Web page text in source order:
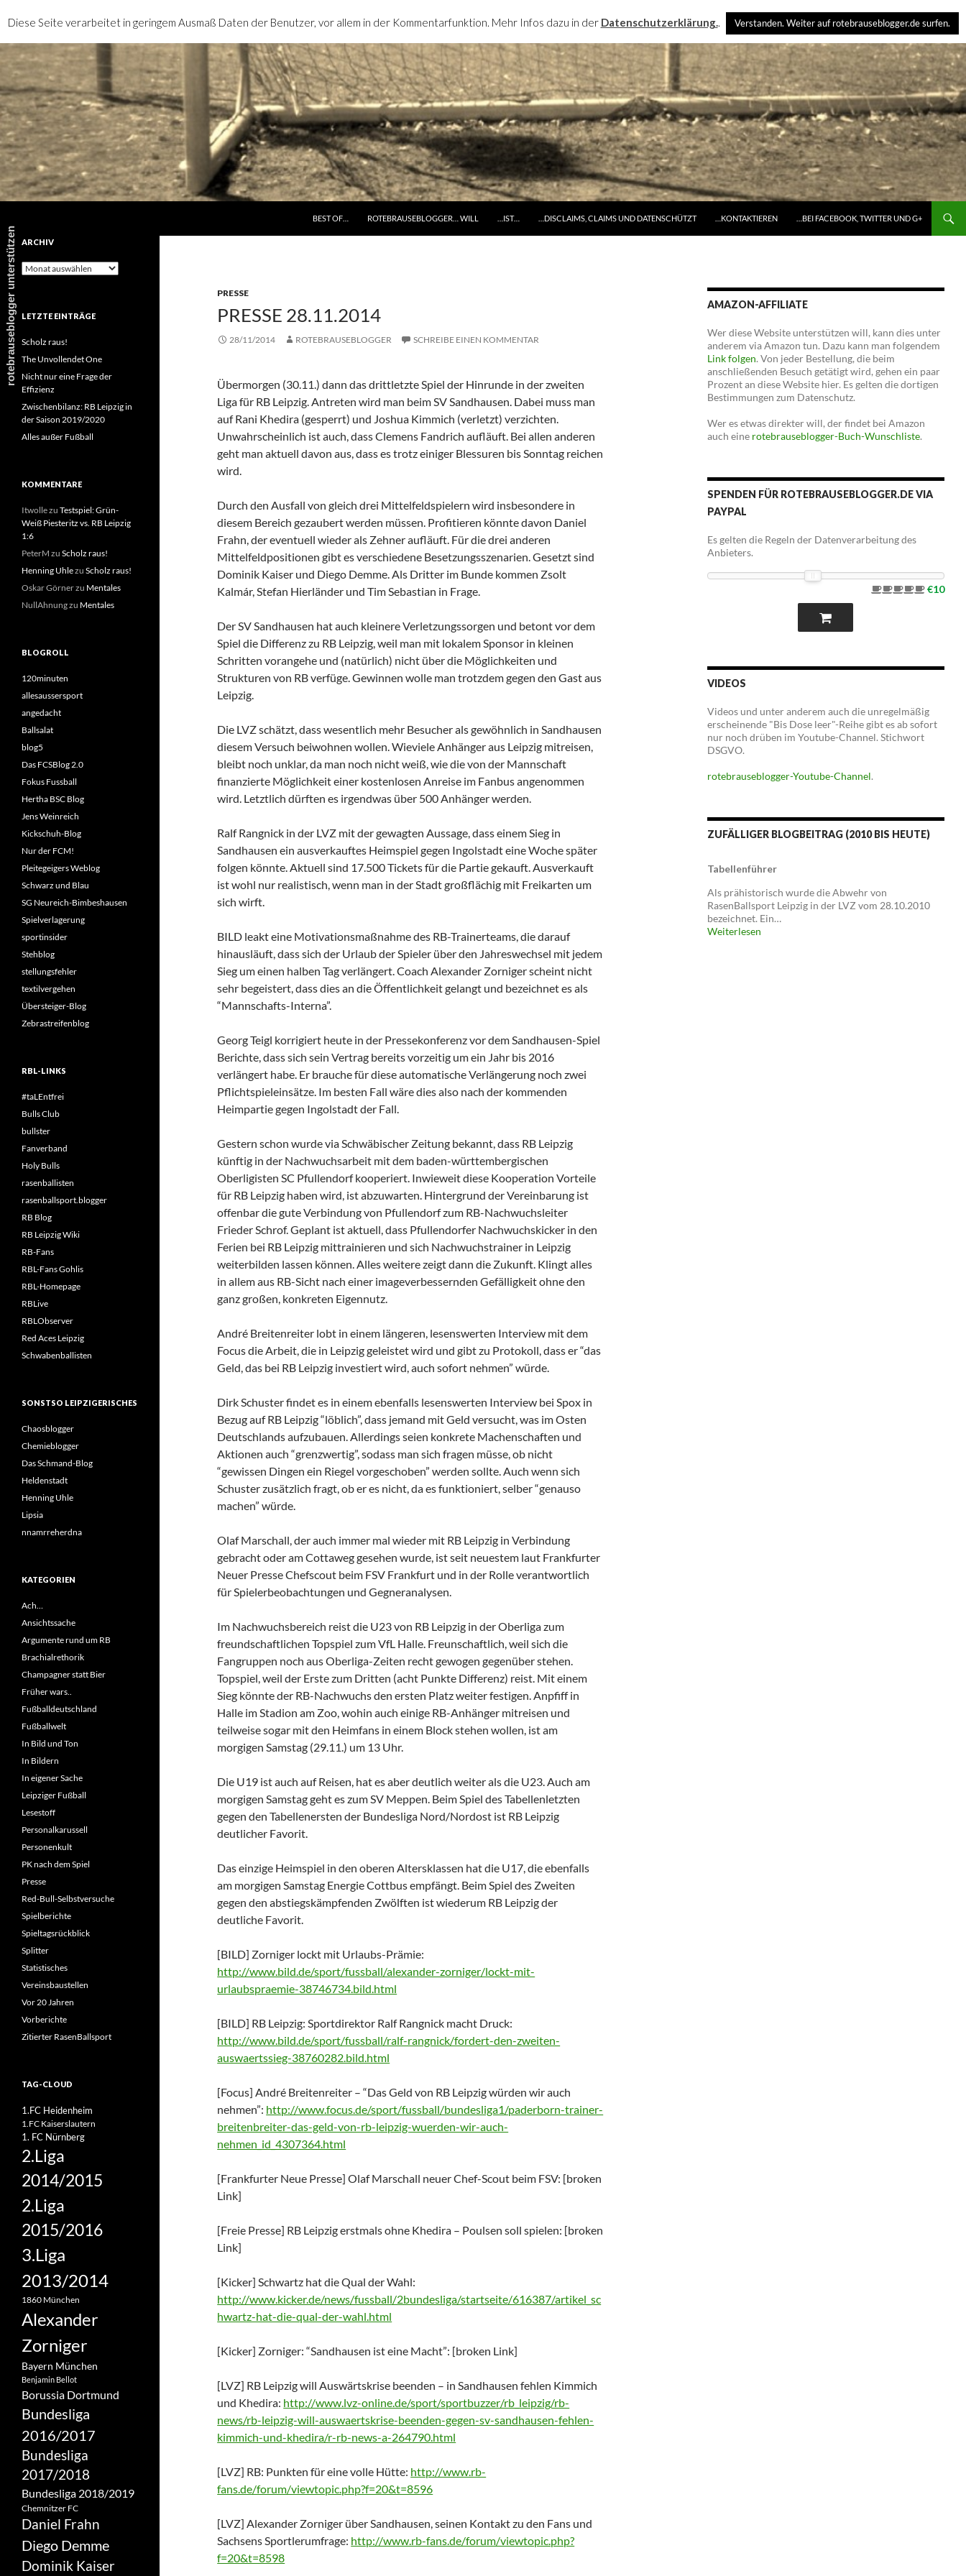
BEST OF…
ROTEBRAUSEBLOGGER… WILL …IST… …DISCLAIMS, CLAIMS UND DATENSCHÜTZT …KONTAKTIEREN …BEI FACEBOOK, TWITTER UND G+
PRESSE
PRESSE 28.11.2014
28/11/2014 ROTEBRAUSEBLOGGER SCHREIBE EINEN KOMMENTAR
Übermorgen (30.11.) dann das drittletzte Spiel der Hinrunde in der zweiten
Liga für RB Leipzig. Antreten wird man beim SV Sandhausen. Dabei muss man
auf Rani Khedira (gesperrt) und Joshua Kimmich (verletzt) verzichten.
Unwahrscheinlich ist auch, dass Clemens Fandrich aufläuft. Bei allen anderen
geht man aktuell davon aus, dass es trotz einiger Blessuren bis Sonntag reichen
wird.
Durch den Ausfall von gleich drei Mittelfeldspielern wird insbesondere in
diesem Bereich gezaubert werden müssen. Profitieren könnte davon Daniel
Frahn, der eventuell wieder als Zehner aufläuft. Für die drei anderen
Mittelfeldpositionen gibt es verschiedene Besetzungsszenarien. Gesetzt sind
Dominik Kaiser und Diego Demme. Als Dritter im Bunde kommen Zsolt
Kalmár, Stefan Hierländer und Tim Sebastian in Frage.
Der SV Sandhausen hat auch kleinere Verletzungssorgen und betont vor dem
Spiel die Differenz zu RB Leipzig, weil man mit lokalem Sponsor in kleinen
Schritten vorangehe und (natürlich) nicht über die Möglichkeiten und
Strukturen von RB verfüge. Gewinnen wolle man trotzdem gegen den Gast aus
Leipzig.
Die LVZ schätzt, dass wesentlich mehr Besucher als gewöhnlich in Sandhausen
diesem Versuch beiwohnen wollen. Wieviele Anhänger aus Leipzig mitreisen,
bleibt noch unklar, da man noch nicht weiß, wie die von der Mannschaft
finanzierte Möglichkeit einer kostenlosen Anreise im Fanbus angenommen
wird. Letztlich dürften es irgendwas über 500 Anhänger werden.
Ralf Rangnick in der LVZ mit der gewagten Aussage, dass einem Sieg in
Sandhausen ein ausverkauftes Heimspiel gegen Ingolstadt eine Woche später
folgen könnte. Aktuell sind 17.500 Tickets für die Partie gekauft. Ausverkauft
ist wohl nur realistisch, wenn man in der Stadt großflächig mit Freikarten um
sich wirft.
BILD leakt eine Motivationsmaßnahme des RB-Trainerteams, die darauf
hinausläuft, dass sich der Urlaub der Spieler über den Jahreswechsel mit jedem
Sieg um einen halben Tag verlängert. Coach Alexander Zorniger scheint nicht
sehr begeistert, dass dies an die Öffentlichkeit gelangt und bezeichnet es als
“Mannschafts-Interna”.
Georg Teigl korrigiert heute in der Pressekonferenz vor dem Sandhausen-Spiel
Berichte, dass sich sein Vertrag bereits vorzeitig um ein Jahr bis 2016
verlängert habe. Er brauche für diese automatische Verlängerung noch zwei
Pflichtspieleinsätze. Im besten Fall wäre dies also nach der kommenden
Heimpartie gegen Ingolstadt der Fall.
Gestern schon wurde via Schwäbischer Zeitung bekannt, dass RB Leipzig
künftig in der Nachwuchsarbeit mit dem baden-württembergischen
Oberligisten SC Pfullendorf kooperiert. Inwieweit diese Kooperation Vorteile
für RB Leipzig haben wird, ist abzuwarten. Hintergrund der Vereinbarung ist
offenbar die gute Verbindung von Pfullendorf zum RB-Nachwuchsleiter
Frieder Schrof. Geplant ist aktuell, dass Pfullendorfer Nachwuchskicker in den
Ferien bei RB Leipzig mittrainieren und sich Nachwuchstrainer in Leipzig
weiterbilden lassen können. Alles weitere zeigt dann die Zukunft. Klingt alles
in allem aus RB-Sicht nach einer imageverbessernden Gefälligkeit ohne den
ganz großen, konkreten Eigennutz.
André Breitenreiter lobt in einem längeren, lesenswerten Interview mit dem
Focus die Arbeit, die in Leipzig geleistet wird und gibt zu Protokoll, dass er “das
Geld, das bei RB Leipzig investiert wird, auch sofort nehmen” würde.
Dirk Schuster findet es in einem ebenfalls lesenswerten Interview bei Spox in
Bezug auf RB Leipzig “löblich”, dass jemand mit Geld versucht, was im Osten
Deutschlands aufzubauen. Allerdings seien konkrete Machenschaften und
Aktionen auch “grenzwertig”, sodass man sich fragen müsse, ob nicht
“gewissen Dingen ein Riegel vorgeschoben” werden sollte. Auch wenn sich
Schuster zusätzlich fragt, ob er es nicht, da es funktioniert, selber “genauso
machen” würde.
Olaf Marschall, der auch immer mal wieder mit RB Leipzig in Verbindung
gebracht oder am Cottaweg gesehen wurde, ist seit neuestem laut Frankfurter
Neuer Presse Chefscout beim FSV Frankfurt und in der Rolle verantwortlich
für Spielerbeobachtungen und Gegneranalysen.
Im Nachwuchsbereich reist die U23 von RB Leipzig in der Oberliga zum
freundschaftlichen Topspiel zum VfL Halle. Freunschaftlich, weil sich die
Fangruppen noch aus Oberliga-Zeiten recht gewogen gegenüber stehen.
Topspiel, weil der Erste zum Dritten (acht Punkte Differenz) reist. Mit einem
Sieg könnte der RB-Nachwuchs den ersten Platz weiter festigen. Anpfiff in
Halle im Stadion am Zoo, wohin auch einige RB-Anhänger mitreisen und
teilweise sogar mit den Heimfans in einem Block stehen wollen, ist am
morgigen Samstag (29.11.) um 13 Uhr.
Die U19 ist auch auf Reisen, hat es aber deutlich weiter als die U23. Auch am
morgigen Samstag geht es zum SV Meppen. Beim Spiel des Tabellenletzten
gegen den Tabellenersten der Bundesliga Nord/Nordost ist RB Leipzig
deutlicher Favorit.
Das einzige Heimspiel in den oberen Altersklassen hat die U17, die ebenfalls
am morgigen Samstag Energie Cottbus empfängt. Beim Spiel des Zweiten
gegen den abstiegskämpfenden Zwölften ist wiederum RB Leipzig der
deutliche Favorit.
[BILD] Zorniger lockt mit Urlaubs-Prämie:
http://www.bild.de/sport/fussball/alexander-zorniger/lockt-mit-
urlaubspraemie-38746734.bild.html
[BILD] RB Leipzig: Sportdirektor Ralf Rangnick macht Druck:
http://www.bild.de/sport/fussball/ralf-rangnick/fordert-den-zweiten-
auswaertssieg-38760282.bild.html
[Focus] André Breitenreiter – “Das Geld von RB Leipzig würden wir auch
nehmen”: http://www.focus.de/sport/fussball/bundesliga1/paderborn-trainer-
breitenbreiter-das-geld-von-rb-leipzig-wuerden-wir-auch-
nehmen_id_4307364.html
[Frankfurter Neue Presse] Olaf Marschall neuer Chef-Scout beim FSV: [broken
Link]
[Freie Presse] RB Leipzig erstmals ohne Khedira – Poulsen soll spielen: [broken
Link]
[Kicker] Schwartz hat die Qual der Wahl:
http://www.kicker.de/news/fussball/2bundesliga/startseite/616387/artikel_sc
hwartz-hat-die-qual-der-wahl.html
[Kicker] Zorniger: “Sandhausen ist eine Macht”: [broken Link]
[LVZ] RB Leipzig will Auswärtskrise beenden – in Sandhausen fehlen Kimmich
und Khedira: http://www.lvz-online.de/sport/sportbuzzer/rb_leipzig/rb-
news/rb-leipzig-will-auswaertskrise-beenden-gegen-sv-sandhausen-fehlen-
kimmich-und-khedira/r-rb-news-a-264790.html
[LVZ] RB: Punkten für eine volle Hütte: http://www.rb-
fans.de/forum/viewtopic.php?f=20&t=8596
[LVZ] Alexander Zorniger über Sandhausen, seinen Kontakt zu den Fans und
Sachsens Sportlerumfrage: http://www.rb-fans.de/forum/viewtopic.php?
f=20&t=8598
AMAZON-AFFILIATE
Wer diese Website unterstützen will, kann dies unter
anderem via Amazon tun. Dazu kann man folgendem
Link folgen. Von jeder Bestellung, die beim
anschließenden Besuch getätigt wird, gehen ein paar
Prozent an diese Website hier. Es gelten die dortigen
Bestimmungen zum Datenschutz.
Wer es etwas direkter will, der findet bei Amazon
auch eine rotebrauseblogger-Buch-Wunschliste.
SPENDEN FÜR ROTEBRAUSEBLOGGER.DE VIA
PAYPAL
Es gelten die Regeln der Datenverarbeitung des
Anbieters.
€10
VIDEOS
Videos und unter anderem auch die unregelmäßig
erscheinende "Bis Dose leer"-Reihe gibt es ab sofort
nur noch drüben im Youtube-Channel. Stichwort
DSGVO.
rotebrauseblogger-Youtube-Channel.
ZUFÄLLIGER BLOGBEITRAG (2010 BIS HEUTE)
Tabellenführer
Als prähistorisch wurde die Abwehr von
RasenBallsport Leipzig in der LVZ vom 28.10.2010
bezeichnet. Ein…
Weiterlesen
ARCHIV
Archiv
LETZTE EINTRÄGE
Scholz raus!
The Unvollendet One
Nicht nur eine Frage der
Effizienz
Zwischenbilanz: RB Leipzig in
der Saison 2019/2020
Alles außer Fußball
KOMMENTARE
Itwollezu Testspiel: Grün-
Weiß Piesteritz vs. RB Leipzig
1:6
PeterM zu Scholz raus!
Henning Uhlezu Scholz raus!
Oskar Görnerzu Mentales
NullAhnungzu Mentales
BLOGROLL
120minuten
allesaussersport
angedacht
Ballsalat
blog5
Das FCSBlog 2.0
Fokus Fussball
Hertha BSC Blog
Jens Weinreich
Kickschuh-Blog
Nur der FCM!
Pleitegeigers Weblog
Schwarz und Blau
SG Neureich-Bimbeshausen
Spielverlagerung
sportinsider
Stehblog
stellungsfehler
textilvergehen
Übersteiger-Blog
Zebrastreifenblog
RBL-LINKS
#taLEntfrei
Bulls Club
bullster
Fanverband
Holy Bulls
rasenballisten
rasenballsport.blogger
RB Blog
RB Leipzig Wiki
RB-Fans
RBL-Fans Gohlis
RBL-Homepage
RBLive
RBLObserver
Red Aces Leipzig
Schwabenballisten
SONSTSO LEIPZIGERISCHES
Chaosblogger
Chemieblogger
Das Schmand-Blog
Heldenstadt
Henning Uhle
Lipsia
nnamrreherdna
KATEGORIEN
Ach…
Ansichtssache
Argumente rund um RB
Brachialrethorik
Champagner statt Bier
Früher wars..
Fußballdeutschland
Fußballwelt
In Bild und Ton
In Bildern
In eigener Sache
Leipziger Fußball
Lesestoff
Personalkarussell
Personenkult
PK nach dem Spiel
Presse
Red-Bull-Selbstversuche
Spielberichte
Spieltagsrückblick
Splitter
Statistisches
Vereinsbaustellen
Vor 20 Jahren
Vorberichte
Zitierter RasenBallsport
TAG-CLOUD
1.FC Heidenheim
1.FC Kaiserslautern
1. FC Nürnberg
2.Liga
2014/2015
2.Liga
2015/2016
3.Liga
2013/2014
1860 München
Alexander
Zorniger
Bayern München
Benjamin Bellot
Borussia Dortmund
Bundesliga
2016/2017
Bundesliga
2017/2018
Bundesliga 2018/2019
Chemnitzer FC
Daniel Frahn
Diego Demme
Dominik Kaiser
Diese Seite verarbeitet in geringem Ausmaß Daten der Benutzer, vor allem in der Kommentarfunktion. Mehr Infos dazu in der Datenschutzerklärung.. Verstanden. Weiter auf rotebrauseblogger.de surfen.
rotebrauseblogger unterstützen